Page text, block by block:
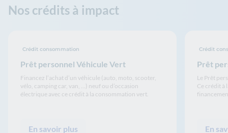
Nos crédits à impact
Prêt personnel Véhicule Vert
Crédit consommation
Financez l’achat d’un véhicule (auto, moto, scooter,
vélo, camping car, van, …) neuf ou d’occasion
électrique avec ce crédit à la consommation vert.
En savoir plus
Prêt
Crédit
Le Prêt
Ce crédit à
En